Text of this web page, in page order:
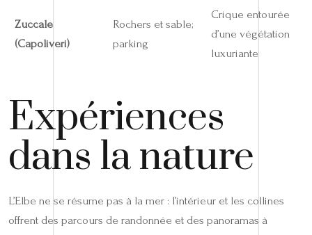
Zuccale
(Capoliveri)
Rochers et sable;
parking
Crique entourée
d’une végétation
luxuriante
Expériences
dans la nature
L’Elbe ne se résume pas à la mer : l’intérieur et les collines
offrent des parcours de randonnée et des panoramas à